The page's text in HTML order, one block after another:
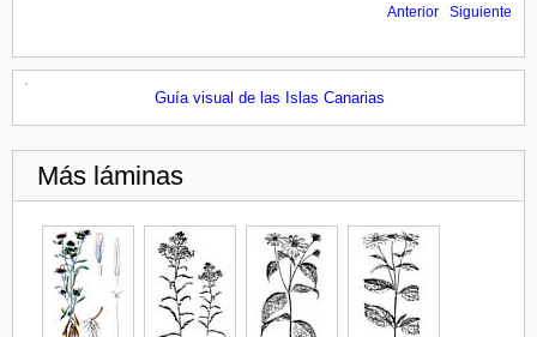
Anterior Siguiente
Guía visual de las Islas Canarias
Más láminas